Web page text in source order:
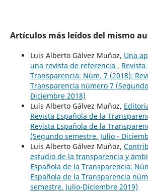
Artículos más leídos del mismo
Luis Alberto Gálvez Muñoz, Una
una revista de referencia ,
Transparencia: Núm. 7 (2018):
Transparencia número 7
Diciembre 2018)
Luis Alberto Gálvez Muñoz,
Revista Española de la
Revista Española de la
(Segundo semestre. Julio -
Luis Alberto Gálvez Muñoz,
estudio de la transparencia y
Española de la Transparencia:
Española de la Transparencia
semestre. Julio-Diciembre 2019)